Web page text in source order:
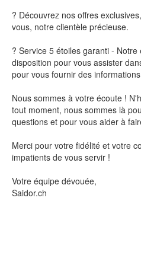
? Découvrez nos offres
vous, notre clientèle précieuse.
? Service 5 étoiles garanti -
disposition pour vous assister
pour vous fournir des
Nous sommes à votre écoute !
tout moment, nous sommes là
questions et pour vous aider à
Merci pour votre fidélité et votre
impatients de vous servir !
Votre équipe dévouée,
Saidor.ch